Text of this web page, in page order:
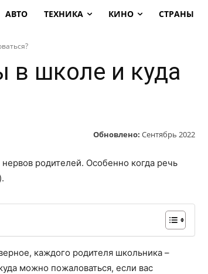
АВТО ТЕХНИКА КИНО СТРАНЫ
в школе и куда
Обновлено: Сентябрь 2022
родителей. Особенно когда речь
каждого родителя школьника –
можно пожаловаться, если вас